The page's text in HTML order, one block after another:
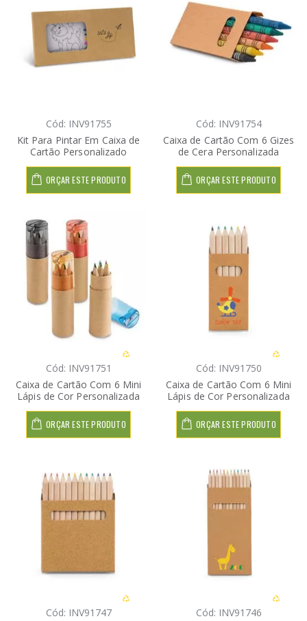
Cód: INV91755
Kit Para Pintar Em Caixa de
Cartão Personalizado
ORÇAR ESTE PRODUTO
Cód: INV91754
Caixa de Cartão Com 6 Gizes
de Cera Personalizada
ORÇAR ESTE PRODUTO
Cód: INV91751
Caixa de Cartão Com 6 Mini
Lápis de Cor Personalizada
ORÇAR ESTE PRODUTO
Cód: INV91750
Caixa de Cartão Com 6 Mini
Lápis de Cor Personalizada
ORÇAR ESTE PRODUTO
Cód: INV91747
Cód: INV91746